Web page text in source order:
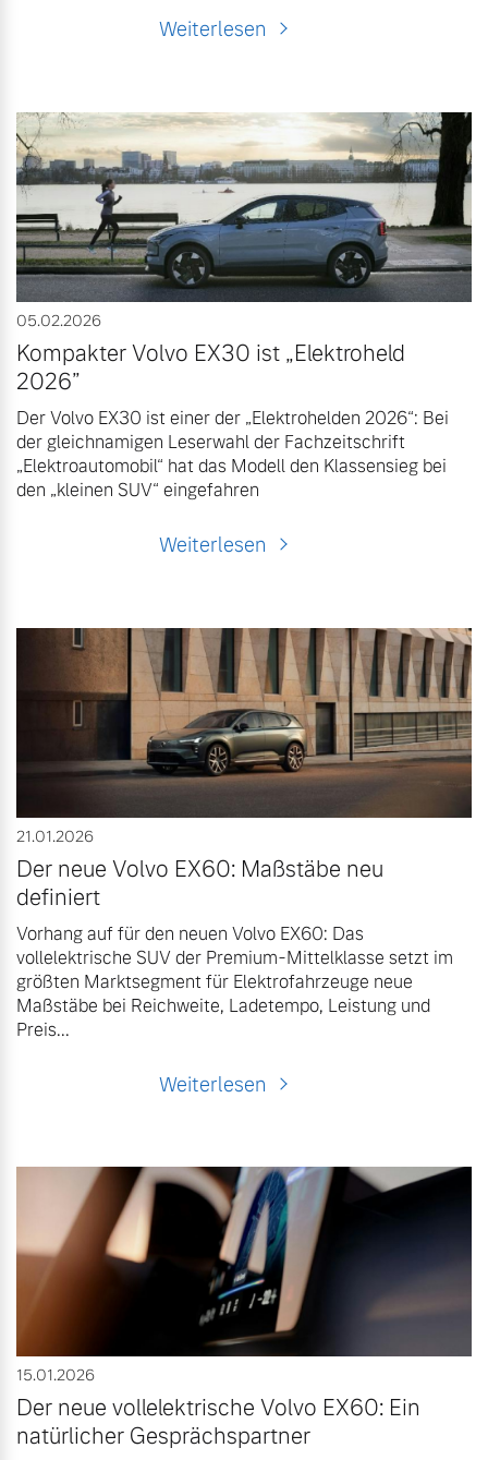
Weiterlesen
05.02.2026
Kompakter Volvo EX30 ist „Elektroheld
2026”
Der Volvo EX30 ist einer der „Elektrohelden 2026“: Bei
der gleichnamigen Leserwahl der Fachzeitschrift
„Elektroautomobil“ hat das Modell den Klassensieg bei
den „kleinen SUV“ eingefahren
Weiterlesen
21.01.2026
Der neue Volvo EX60: Maßstäbe neu
definiert
Vorhang auf für den neuen Volvo EX60: Das
vollelektrische SUV der Premium-Mittelklasse setzt im
größten Marktsegment für Elektrofahrzeuge neue
Maßstäbe bei Reichweite, Ladetempo, Leistung und
Preis...
Weiterlesen
15.01.2026
Der neue vollelektrische Volvo EX60: Ein
natürlicher Gesprächspartner